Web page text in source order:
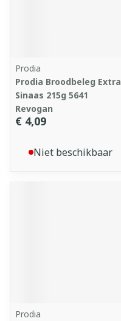
Prodia
Prodia Broodbeleg Extra
Sinaas 215g 5641
Revogan
€ 4,09
Niet beschikbaar
Prodia